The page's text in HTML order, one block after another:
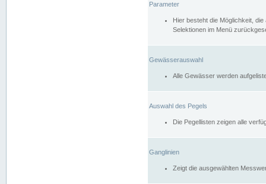
Parameter
Hier besteht die Möglichkeit,
Selektionen im Menü
Gewässerauswahl
Alle Gewässer werden
Auswahl des Pegels
Die Pegellisten zeigen alle
Ganglinien
Zeigt die ausgewählten